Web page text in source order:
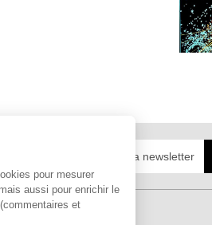
pour mesurer
aussi pour enrichir le
et